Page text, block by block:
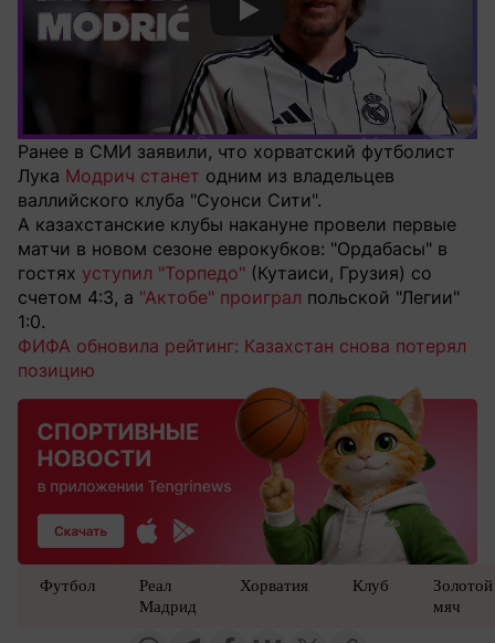
Смотреть видео YouTube
Ранее в СМИ заявили, что хорватский футболист
Лука Модрич станет одним из владельцев
валлийского клуба "Суонси Сити".
А казахстанские клубы накануне провели первые
матчи в новом сезоне еврокубков: "Ордабасы" в
гостях уступил "Торпедо" (Кутаиси, Грузия) со
счетом 4:3, а "Актобе" проиграл польской "Легии"
1:0.
ФИФА обновила рейтинг: Казахстан снова потерял
позицию
Футбол
Реал
Мадрид
Хорватия Клуб
Золотой
мяч